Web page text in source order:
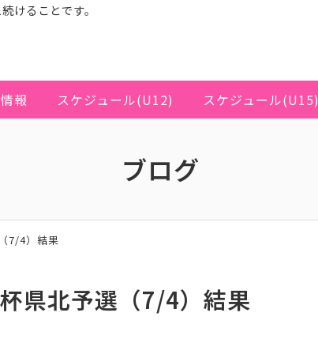
けることです。
報 スケジュール(U12) スケジュール(U15)
ブログ
7/4）結果
県北予選（7/4）結果